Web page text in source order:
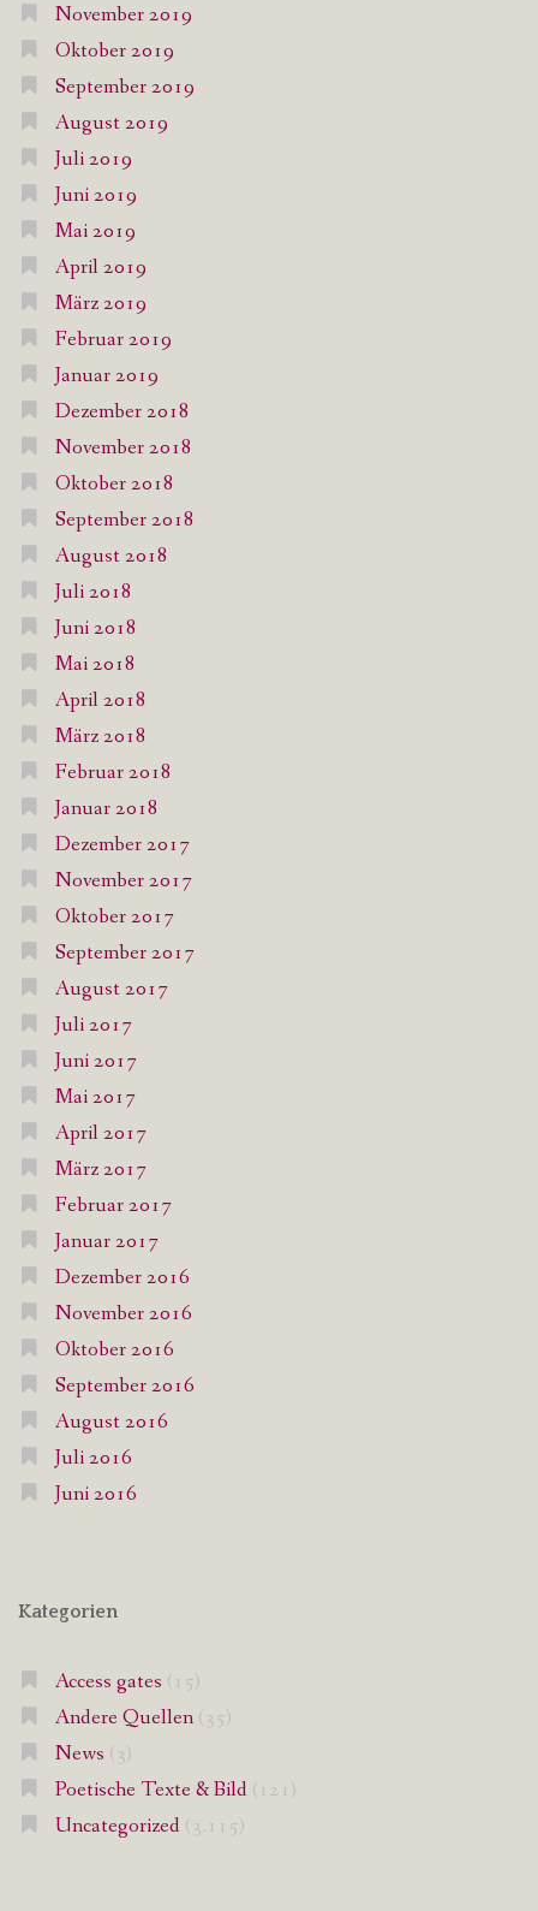
November 2019
Oktober 2019
September 2019
August 2019
Juli 2019
Juni 2019
Mai 2019
April 2019
März 2019
Februar 2019
Januar 2019
Dezember 2018
November 2018
Oktober 2018
September 2018
August 2018
Juli 2018
Juni 2018
Mai 2018
April 2018
März 2018
Februar 2018
Januar 2018
Dezember 2017
November 2017
Oktober 2017
September 2017
August 2017
Juli 2017
Juni 2017
Mai 2017
April 2017
März 2017
Februar 2017
Januar 2017
Dezember 2016
November 2016
Oktober 2016
September 2016
August 2016
Juli 2016
Juni 2016
Kategorien
Access gates (15)
Andere Quellen(35)
News (3)
Poetische Texte & Bild (121)
Uncategorized (3.115)